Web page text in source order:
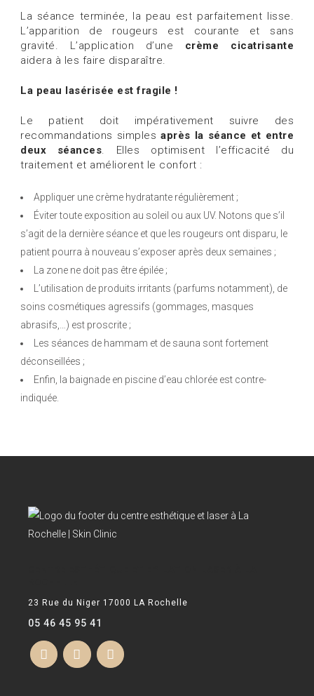
La séance terminée, la peau est parfaitement lisse.
L’apparition de rougeurs est courante et sans
gravité. L’application d’une crème cicatrisante
aidera à les faire disparaître.
La peau lasérisée est fragile !
Le patient doit impérativement suivre des
recommandations simples après la séance et entre
deux séances. Elles optimisent l’efficacité du
traitement et améliorent le confort :
Appliquer une crème hydratante régulièrement ;
Éviter toute exposition au soleil ou aux UV. Notons que s’il
s’agit de la dernière séance et que les rougeurs ont disparu, le
patient pourra à nouveau s’exposer après deux semaines ;
La zone ne doit pas être épilée ;
L’utilisation de produits irritants (parfums notamment), de
soins cosmétiques agressifs (gommages, masques
abrasifs,…) est proscrite ;
Les séances de hammam et de sauna sont fortement
déconseillées ;
Enfin, la baignade en piscine d’eau chlorée est contre-
indiquée.
23 Rue du Niger 17000 LA Rochelle
05 46 45 95 41